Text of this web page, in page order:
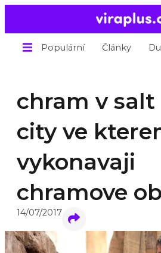
Populární Články
chram v salt
city ve
vykonavaji
chramove
14/07/2017